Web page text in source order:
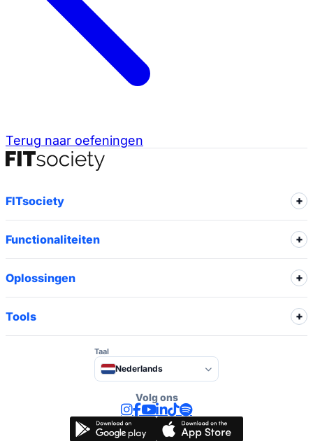
Terug naar oefeningen
FITsociety
Functionaliteiten
Oplossingen
Tools
Taal
Nederlands
Volg ons